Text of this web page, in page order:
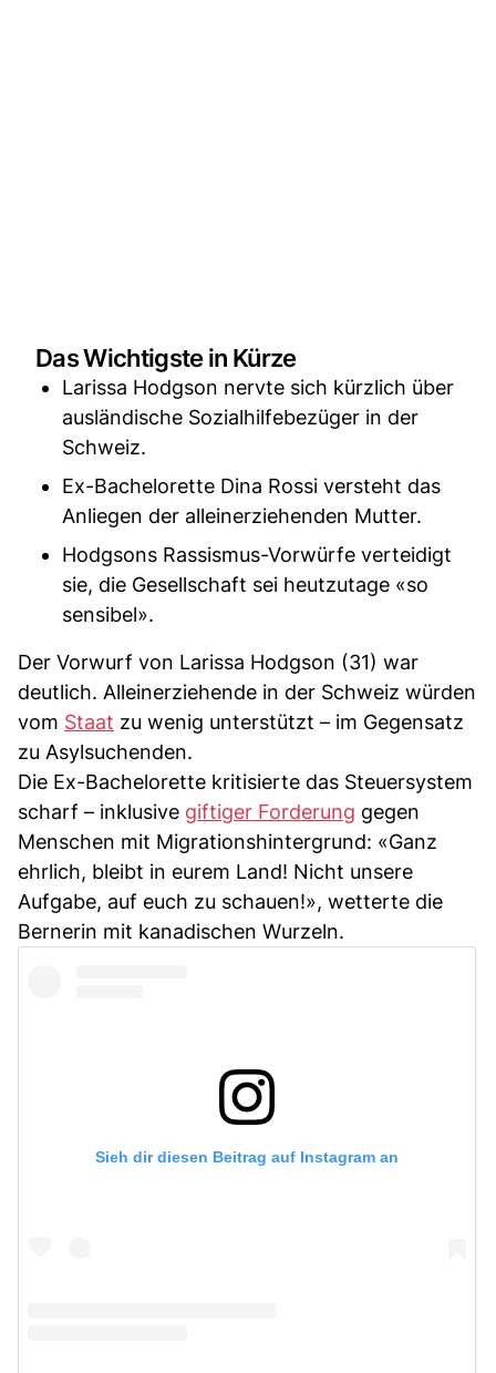
Das Wichtigste in Kürze
Larissa Hodgson nervte sich kürzlich über
ausländische Sozialhilfebezüger in der
Schweiz.
Ex-Bachelorette Dina Rossi versteht das
Anliegen der alleinerziehenden Mutter.
Hodgsons Rassismus-Vorwürfe verteidigt
sie, die Gesellschaft sei heutzutage «so
sensibel».
Der Vorwurf von Larissa Hodgson (31) war
deutlich. Alleinerziehende in der Schweiz würden
vom Staat zu wenig unterstützt – im Gegensatz
zu Asylsuchenden.
Die Ex-Bachelorette kritisierte das Steuersystem
scharf – inklusive giftiger Forderung gegen
Menschen mit Migrationshintergrund: «Ganz
ehrlich, bleibt in eurem Land! Nicht unsere
Aufgabe, auf euch zu schauen!», wetterte die
Bernerin mit kanadischen Wurzeln.
Sieh dir diesen Beitrag auf Instagram an